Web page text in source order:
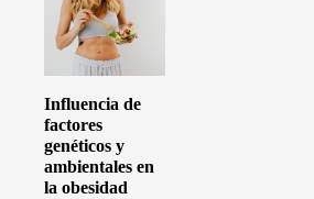
Influencia de
factores
genéticos y
ambientales en
la obesidad